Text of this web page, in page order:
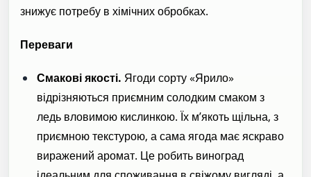
знижує потребу в хімічних обробках.
Переваги
Смакові якості. Ягоди сорту «Ярило»
відрізняються приємним солодким смаком з
ледь вловимою кислинкою. Їх м’якоть щільна, з
приємною текстурою, а сама ягода має яскраво
виражений аромат. Це робить виноград